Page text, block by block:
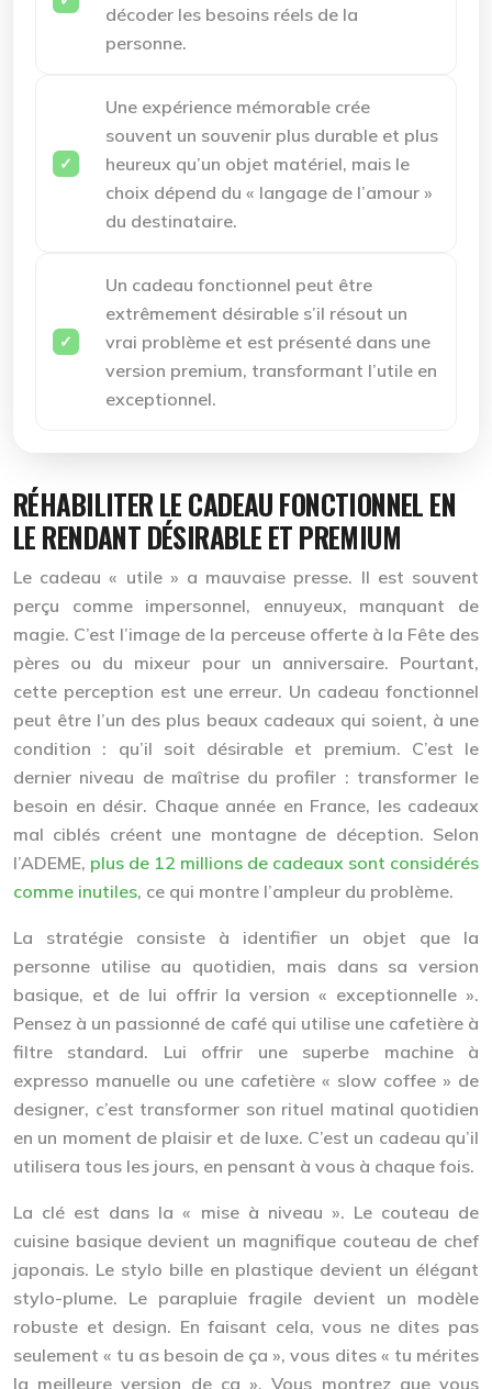
décoder les besoins réels de la
personne.
Une expérience mémorable crée
souvent un souvenir plus durable et plus
heureux qu’un objet matériel, mais le
choix dépend du « langage de l’amour »
du destinataire.
Un cadeau fonctionnel peut être
extrêmement désirable s’il résout un
vrai problème et est présenté dans une
version premium, transformant l’utile en
exceptionnel.
RÉHABILITER LE CADEAU FONCTIONNEL EN
LE RENDANT DÉSIRABLE ET PREMIUM
Le cadeau « utile » a mauvaise presse. Il est souvent
perçu comme impersonnel, ennuyeux, manquant de
magie. C’est l’image de la perceuse offerte à la Fête des
pères ou du mixeur pour un anniversaire. Pourtant,
cette perception est une erreur. Un cadeau fonctionnel
peut être l’un des plus beaux cadeaux qui soient, à une
condition : qu’il soit désirable et premium. C’est le
dernier niveau de maîtrise du profiler : transformer le
besoin en désir. Chaque année en France, les cadeaux
mal ciblés créent une montagne de déception. Selon
l’ADEME, plus de 12 millions de cadeaux sont considérés
comme inutiles, ce qui montre l’ampleur du problème.
La stratégie consiste à identifier un objet que la
personne utilise au quotidien, mais dans sa version
basique, et de lui offrir la version « exceptionnelle ».
Pensez à un passionné de café qui utilise une cafetière à
filtre standard. Lui offrir une superbe machine à
expresso manuelle ou une cafetière « slow coffee » de
designer, c’est transformer son rituel matinal quotidien
en un moment de plaisir et de luxe. C’est un cadeau qu’il
utilisera tous les jours, en pensant à vous à chaque fois.
La clé est dans la « mise à niveau ». Le couteau de
cuisine basique devient un magnifique couteau de chef
japonais. Le stylo bille en plastique devient un élégant
stylo-plume. Le parapluie fragile devient un modèle
robuste et design. En faisant cela, vous ne dites pas
seulement « tu as besoin de ça », vous dites « tu mérites
la meilleure version de ça ». Vous montrez que vous